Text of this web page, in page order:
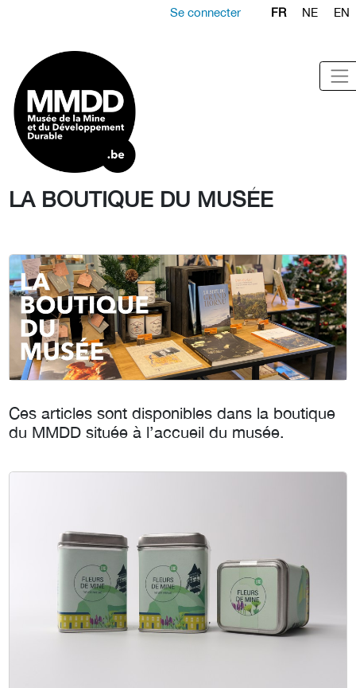
Se connecter FR NE EN
LA BOUTIQUE DU MUSÉE
Ces articles sont disponibles dans la boutique
du MMDD située à l’accueil du musée.